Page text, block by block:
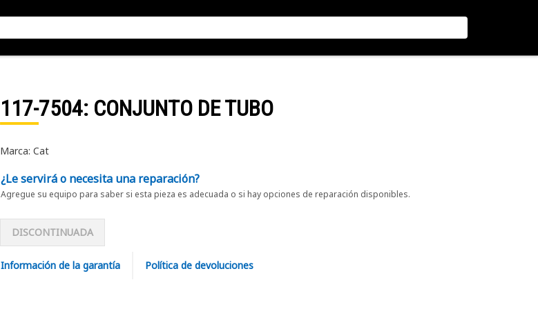
117-7504: CONJUNTO DE TUBO
Marca: Cat
¿Le servirá o necesita una reparación?
Agregue su equipo para saber si esta pieza es adecuada o si hay opciones de reparación disponibles.
DISCONTINUADA
Información de la garantía Política de devoluciones